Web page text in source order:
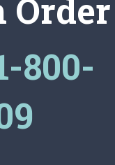
Order
800-